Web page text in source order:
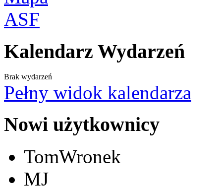
Kalendarz Wydarzeń
Brak wydarzeń
Pełny widok kalendarza
Nowi użytkownicy
TomWronek
MJ